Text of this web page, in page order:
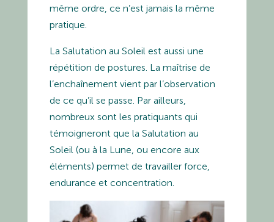
même ordre, ce n’est jamais la même
pratique.
La Salutation au Soleil est aussi une
répétition de postures. La maîtrise de
l’enchaînement vient par l’observation
de ce qu’il se passe. Par ailleurs,
nombreux sont les pratiquants qui
témoigneront que la Salutation au
Soleil (ou à la Lune, ou encore aux
éléments) permet de travailler force,
endurance et concentration.